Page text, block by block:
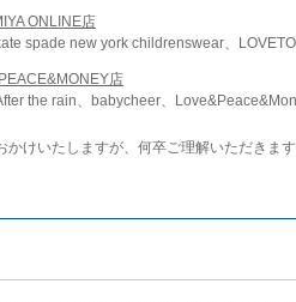
ONLINE店
spade new york childrenswear、
店
the rain、babycheer、
かけいたしますが、何卒ご理解いただきま